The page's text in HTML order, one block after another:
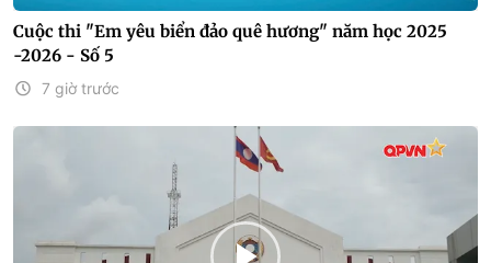
Cuộc thi "Em yêu biển đảo quê hương" năm học 2025
-2026 - Số 5
7 giờ trước